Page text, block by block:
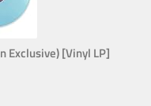
Exclusive) [Vinyl LP]